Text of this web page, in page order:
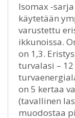
Isomax -
käytetään
varustettu
ikkunoissa.
on 1,3.
turvalasi –
on 5 kertaa
(tavallinen
muodostaa